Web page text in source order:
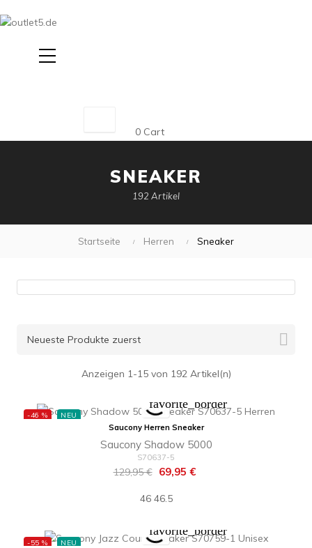
0 Cart
SNEAKER
192 Artikel
Startseite Herren Sneaker
Neueste Produkte zuerst 
Anzeigen 1-15 von 192 Artikel(n)
-46 % NEU
favorite_border
Saucony Herren Sneaker
Saucony Shadow 5000
S70637-5
Regulärer
129,95 € Preis
69,95 €
46 46.5
-55 % NEU
favorite_border